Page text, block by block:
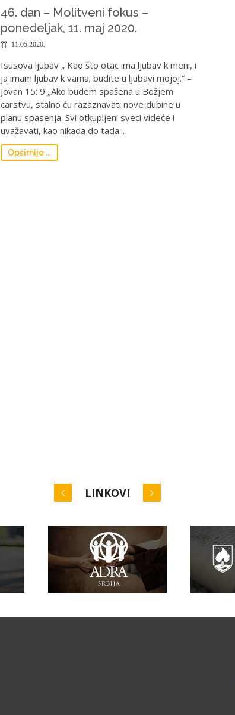
46. dan – Molitveni fokus –
ponedelјak, 11. maj 2020.
11.05.2020.
Isusova lјubav „ Kao što otac ima lјubav k meni, i
ja imam lјubav k vama; budite u lјubavi mojoj.“ –
Jovan 15: 9 „Ako budem spašena u Božjem
carstvu, stalno ću razaznavati nove dubine u
planu spasenja. Svi otkuplјeni sveci videće i
uvažavati, kao nikada do tada...
Opširnije ...
LINKOVI